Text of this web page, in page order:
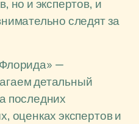
но и экспертов, и
следят за
—
детальный
последних
оценках экспертов и